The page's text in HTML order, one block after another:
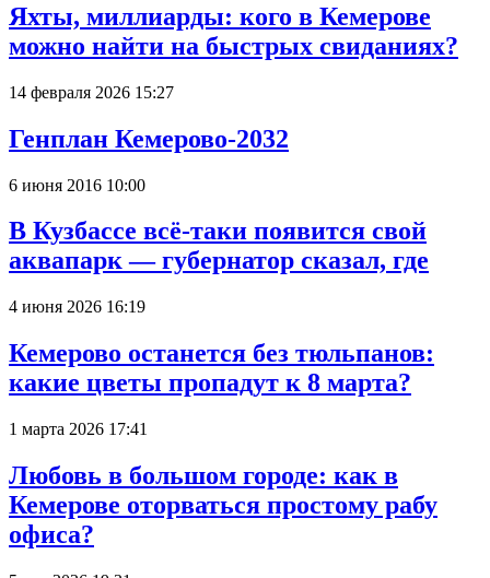
Яхты, миллиарды: кого в Кемерове
можно найти на быстрых свиданиях?
14 февраля 2026 15:27
Генплан Кемерово-2032
6 июня 2016 10:00
В Кузбассе всё-таки появится свой
аквапарк — губернатор сказал, где
4 июня 2026 16:19
Кемерово останется без тюльпанов:
какие цветы пропадут к 8 марта?
1 марта 2026 17:41
Любовь в большом городе: как в
Кемерове оторваться простому рабу
офиса?